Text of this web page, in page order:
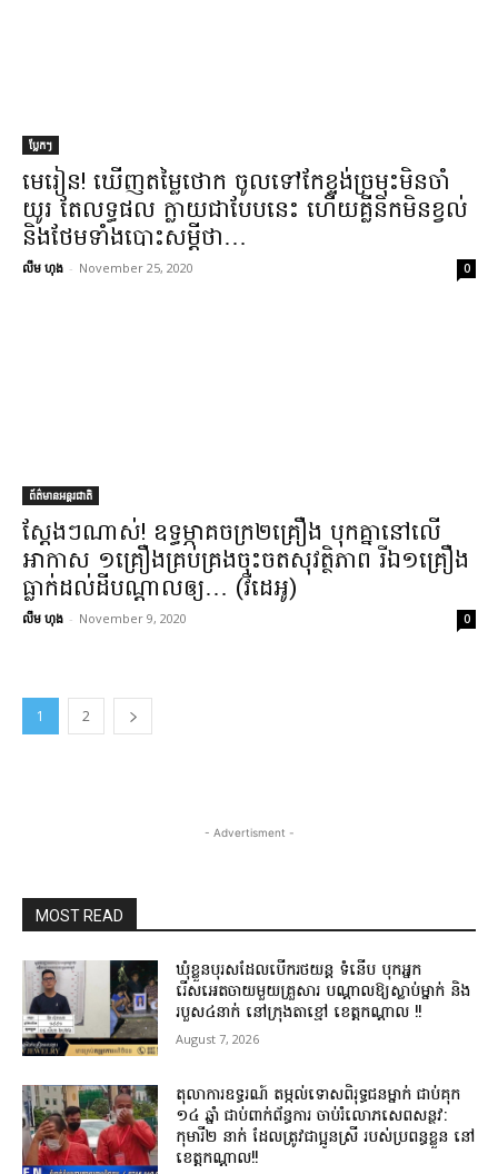
ប្លែកៗ
មេរៀន​! ឃើញ​តម្លៃថោក ចូលទៅ​កែ​ខ្ទង់ច្រមុះ​មិន​ចាំ​
យូរ តែ​លទ្ធផល ក្លាយជា​បែបនេះ ហើយ​គ្លីនិក​មិន​ខ្វល់
និង​ថែមទាំង​បោះសម្តី​ថា​…
លឹម ហុង - November 25, 2020 0
ព័ត៌មានអន្តរជាតិ
ស្តែងៗ​ណា​ស់​! ឧទ្ធម្ភាគចក្រ​២​គ្រឿង បុក​គ្នា​នៅលើ​
អាកាស ១​គ្រឿង​គ្រប់គ្រង​ចុះចត​សុវត្ថិភាព រីឯ​១​គ្រឿង​
ធ្លាក់​ដល់​ដី​បណ្តាល​ឲ្យ​… (​វីដេអូ​)
លឹម ហុង - November 9, 2020 0
1 2
- Advertisment -
MOST READ
ឃុំខ្លួនបុរសដែលបើករថយន្ត ទំនើប បុកអ្នក
រើសអេតចាយមួយគ្រួសារ បណ្ដាលឱ្យស្លាប់ម្នាក់ និង
របួស៤នាក់ នៅក្រុងតាខ្មៅ ខេត្តកណ្តាល !!
August 7, 2026
តុលាការឧទ្ធរណ៍ តម្កល់ទោសពិរុទ្ធជនម្នាក់ ជាប់គុក
១៤ ឆ្នាំ ជាប់ពាក់ព័ន្ធការ ចាប់រំលោភសេពសន្ថវ:
កុមារី២ នាក់ ដែលត្រូវជាប្អូនស្រី របស់ប្រពន្ធខ្លួន នៅ
ខេត្តកណ្ដាល!!